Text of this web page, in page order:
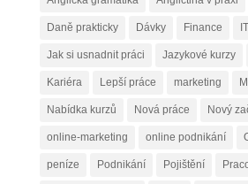
Daně prakticky Dávky Finance
Jak si usnadnit práci Jazykové kurzy
Kariéra Lepší práce marketing
Nabídka kurzů Nová práce Nový
online-marketing online podnikání
peníze Podnikání Pojištění